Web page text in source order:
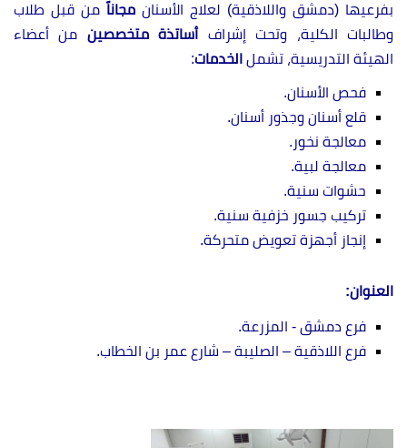
بفرعيها (دمشق واللاذقية) لعلاج الأسنان مجاناً من قبل طلاب
وطالبات الكلية، وتحت إشراف أساتذة متخصصين من أعضاء
الهيئة التدريسية، تشمل الخدمات:
فحص الأسنان.
قلع أسنان وجذور أسنان.
معالجة نخور.
معالجة لبية.
حشوات سنية.
تركيب جسور خزفية سنية.
إنجاز أجهزة تعويض متحركة.
العنوان:
فرع دمشق - المزرعة.
فرع اللاذقية – الصليبة – شارع عمر بن الخطاب.